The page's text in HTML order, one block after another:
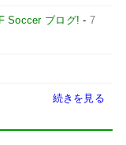
Soccer ブログ! - 7
続きを見る